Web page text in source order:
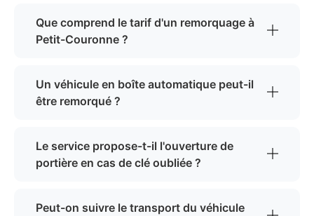
Que comprend le tarif d'un remorquage à
Petit-Couronne ?
Un véhicule en boîte automatique peut-il
être remorqué ?
Le service propose-t-il l'ouverture de
portière en cas de clé oubliée ?
Peut-on suivre le transport du véhicule